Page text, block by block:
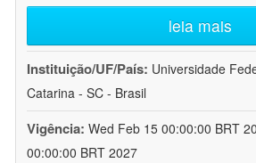
leia mais
Instituição/UF/País: Universidade
Catarina - SC - Brasil
Vigência: Wed Feb 15 00:00:00 BRT
00:00:00 BRT 2027